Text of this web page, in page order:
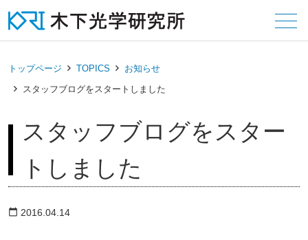
トップページ TOPICS
お知らせ
スタッフブログをスタートしました
スタッフブログをスター
トしました
calendar_today 2016.04.14